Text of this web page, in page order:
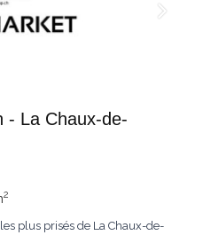
- La Chaux-de-
2
plus prisés de La Chaux-de-